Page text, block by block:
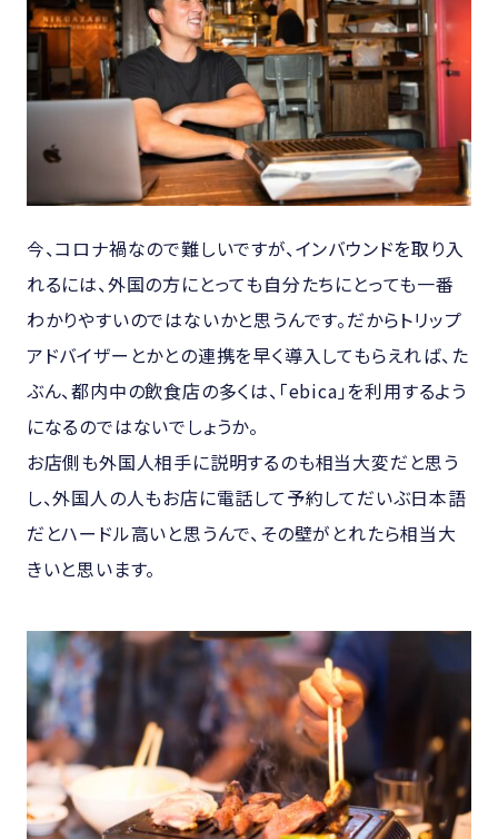
今、コロナ禍なので難しいですが、インバウンドを取り入
れるには、外国の方にとっても自分たちにとっても一番
わかりやすいのではないかと思うんです。だからトリップ
アドバイザーとかとの連携を早く導入してもらえれば、た
ぶん、都内中の飲食店の多くは、「ebica」を利用するよう
になるのではないでしょうか。
お店側も外国人相手に説明するのも相当大変だと思う
し、外国人の人もお店に電話して予約してだいぶ日本語
だとハードル高いと思うんで、その壁がとれたら相当大
きいと思います。